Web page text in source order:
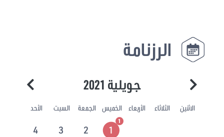
الرزنامة
جويلية 2021
الاثنين الثلاثاء الأربعاء الخميس الجمعة السبت الأحد
1
1
2
3
4